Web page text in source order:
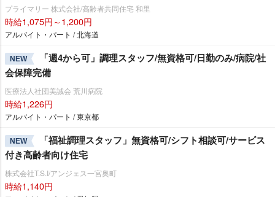
プライマリー 株式会社/高齢者共同住宅 和里
時給1,075円～1,200円
アルバイト・パート / 北海道
NEW
「週4から可」調理スタッフ/無資格可/日勤のみ/病院/社
会保障完備
医療法人社団美誠会 荒川病院
時給1,226円
アルバイト・パート / 東京都
NEW
「福祉調理スタッフ」無資格可/シフト相談可/サービス
付き高齢者向け住宅
株式会社T.S.I/アンジェス一宮奥町
時給1,140円